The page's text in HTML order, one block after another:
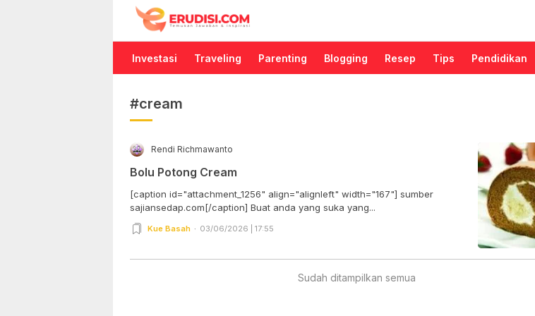
Erudisi
Temukan Jawaban dan Inspirasi
Investasi Traveling Parenting Blogging Resep Tips Pendidikan
#cream
Rendi Richmawanto
Bolu Potong Cream
[caption id="attachment_1256" align="alignleft" width="167"] sumber
sajiansedap.com[/caption] Buat anda yang suka yang...
Kue Basah 03/06/2026 | 17:55
Sudah ditampilkan semua